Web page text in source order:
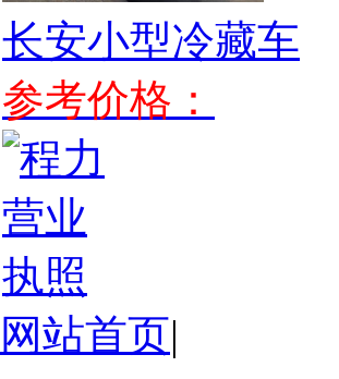
长安小型冷藏车
参考价格：
网站首页|